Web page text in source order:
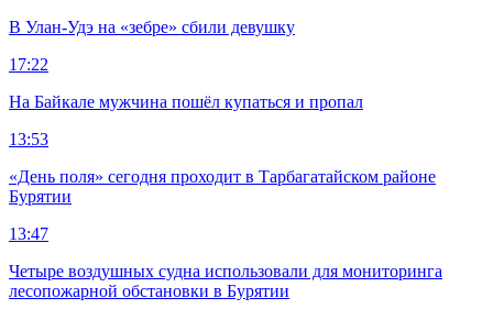
В Улан-Удэ на «зебре» сбили девушку
17:22
На Байкале мужчина пошёл купаться и пропал
13:53
«День поля» сегодня проходит в Тарбагатайском районе
Бурятии
13:47
Четыре воздушных судна использовали для мониторинга
лесопожарной обстановки в Бурятии